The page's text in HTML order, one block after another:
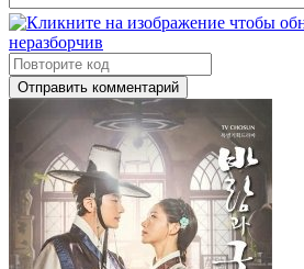
Отправить комментарий